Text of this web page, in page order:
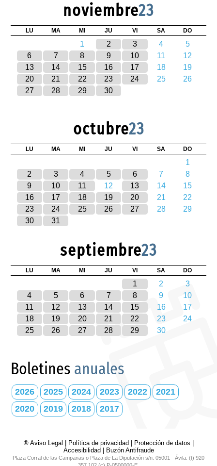
noviembre23
LU MA MI JU VI SA DO
1 2 3 4
5
6
7 8 9 10 11
12
13
14 15 16 17 18
19
20
21 22 23 24 25
26
27
28 29 30
octubre23
LU MA MI JU VI SA DO
1
2
3 4 5 6 7
8
9
10 11 12 13 14
15
16
17 18 19 20 21
22
23
24 25 26 27 28
29
30
31
septiembre23
LU MA MI JU VI SA DO
1 2
3
4
5 6 7 8 9
10
11
12 13 14 15 16
17
18
19 20 21 22 23
24
25
26 27 28 29 30
Boletines anuales
2026 2025 2024 2023 2022
2021
2020
2019 2018 2017
® Aviso Legal Política de privacidad Protección de datos
Accesibilidad
Buzón Antifraude
Plaza Corral de las Campanas o Plaza de La Diputación s/n. 05001 - Ávila. (t) 920